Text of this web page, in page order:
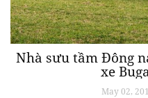
Nhà sưu tầm Đông
xe
May 02,